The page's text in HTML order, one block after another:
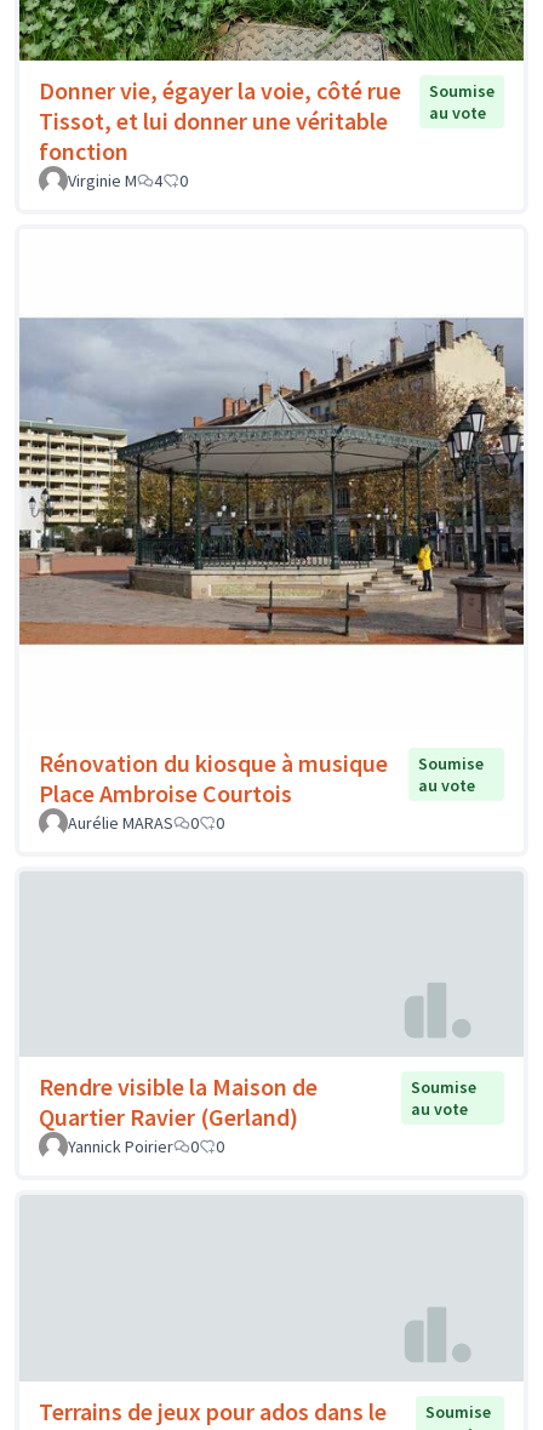
Donner vie, égayer la voie, côté rue
Tissot, et lui donner une véritable
fonction
Soumise
au vote
Virginie M 4 0
Rénovation du kiosque à musique
Place Ambroise Courtois
Soumise
au vote
Aurélie MARAS
0 0
Rendre visible la Maison de
Quartier Ravier (Gerland)
Soumise
au vote
Yannick Poirier
0 0
Terrains de jeux pour ados dans le
Soumise